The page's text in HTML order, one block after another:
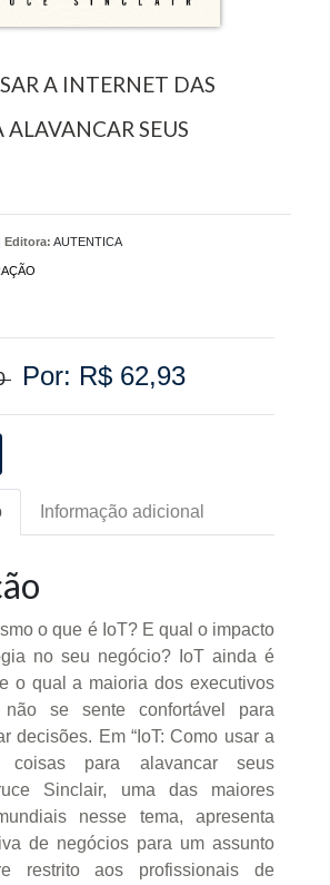
A INTERNET DAS
ALAVANCAR SEUS
Editora: AUTENTICA
Por: R$ 62,93
Informação adicional
o que é IoT? E qual o impacto
no seu negócio? IoT ainda é
o qual a maioria dos executivos
se sente confortável para
decisões. Em “IoT: Como usar a
coisas para alavancar seus
Sinclair, uma das maiores
nesse tema, apresenta
de negócios para um assunto
restrito aos profissionais de